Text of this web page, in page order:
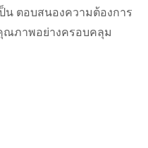
ตอบสนองความต้องการ
ณภาพอย่างครอบคลุม